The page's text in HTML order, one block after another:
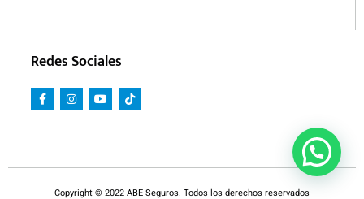
Redes Sociales
Copyright © 2022 ABE Seguros. Todos los derechos reservados